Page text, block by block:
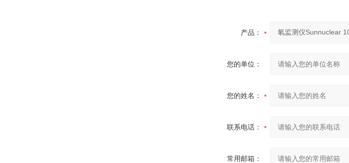
产品：
您的单位：
您的姓名：
联系电话：
常用邮箱：